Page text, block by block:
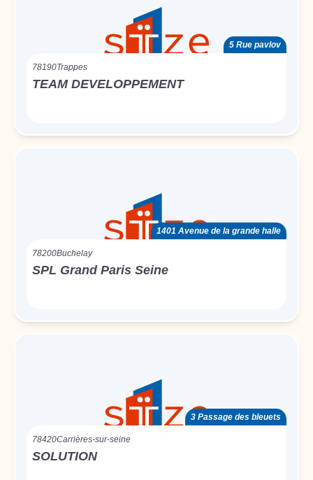
5 Rue pavlov
78190Trappes
TEAM DEVELOPPEMENT
1401 Avenue de la grande halle
78200Buchelay
SPL Grand Paris Seine
3 Passage des bleuets
78420Carrières-sur-seine
SOLUTION